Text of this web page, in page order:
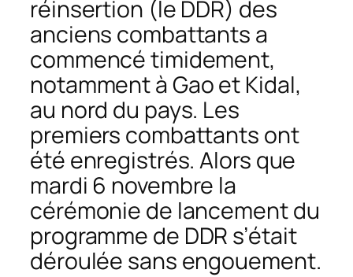
réinsertion (le DDR) des
anciens combattants a
commencé timidement,
notamment à Gao et Kidal,
au nord du pays. Les
premiers combattants ont
été enregistrés. Alors que
mardi 6 novembre la
cérémonie de lancement du
programme de DDR s’était
déroulée sans engouement.